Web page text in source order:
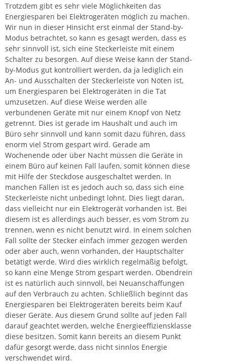
Trotzdem gibt es sehr viele Möglichkeiten das
Energiesparen bei Elektrogeräten möglich zu machen.
Wir nun in dieser Hinsicht erst einmal der Stand-by-
Modus betrachtet, so kann es gesagt werden, dass es
sehr sinnvoll ist, sich eine Steckerleiste mit einem
Schalter zu besorgen. Auf diese Weise kann der Stand-
by-Modus gut kontrolliert werden, da ja lediglich ein
An- und Ausschalten der Steckerleiste von Nöten ist,
um Energiesparen bei Elektrogeräten in die Tat
umzusetzen. Auf diese Weise werden alle
verbundenen Geräte mit nur einem Knopf von Netz
getrennt. Dies ist gerade im Haushalt und auch im
Büro sehr sinnvoll und kann somit dazu führen, dass
enorm viel Strom gespart wird. Gerade am
Wochenende oder über Nacht müssen die Geräte in
einem Büro auf keinen Fall laufen, somit können diese
mit Hilfe der Steckdose ausgeschaltet werden. In
manchen Fällen ist es jedoch auch so, dass sich eine
Steckerleiste nicht unbedingt lohnt. Dies liegt daran,
dass vielleicht nur ein Elektrogerät vorhanden ist. Bei
diesem ist es allerdings auch besser, es vom Strom zu
trennen, wenn es nicht benutzt wird. In einem solchen
Fall sollte der Stecker einfach immer gezogen werden
oder aber auch, wenn vorhanden, der Hauptschalter
betätigt werde. Wird dies wirklich regelmäßig befolgt,
so kann eine Menge Strom gespart werden. Obendrein
ist es natürlich auch sinnvoll, bei Neuanschaffungen
auf den Verbrauch zu achten. Schließlich beginnt das
Energiesparen bei Elektrogeräten bereits beim Kauf
dieser Geräte. Aus diesem Grund sollte auf jeden Fall
darauf geachtet werden, welche Energieeffiziensklasse
diese besitzen. Somit kann bereits an diesem Punkt
dafür gesorgt werde, dass nicht sinnlos Energie
verschwendet wird.